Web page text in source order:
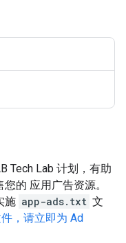
Tech Lab 计划，有助
的 应用广告资源。
施 app-ads.txt 文
，请立即为 Ad